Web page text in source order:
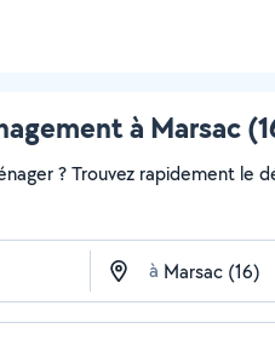
à Marsac
? Trouvez rapidement le
à